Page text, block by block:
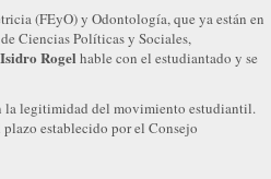
(FEyO) y Odontología, que ya están en
Ciencias Políticas y Sociales,
Isidro Rogel hable con el estudiantado y se
la legitimidad del movimiento estudiantil.
plazo establecido por el Consejo